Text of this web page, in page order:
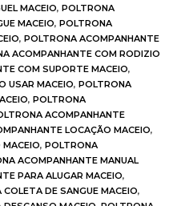
MACEIO, POLTRONA
MACEIO, POLTRONA
, POLTRONA ACOMPANHANTE
ACOMPANHANTE COM RODIZIO
COM SUPORTE MACEIO,
USAR MACEIO, POLTRONA
, POLTRONA
ACOMPANHANTE
LOCAÇÃO MACEIO,
, POLTRONA
ACOMPANHANTE MANUAL
PARA ALUGAR MACEIO,
DE SANGUE MACEIO,